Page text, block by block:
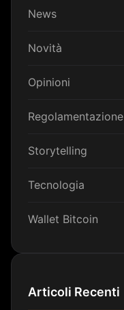
News
Novità
Opinioni
Regolamentazione
Storytelling
Tecnologia
Wallet Bitcoin
Articoli Recenti